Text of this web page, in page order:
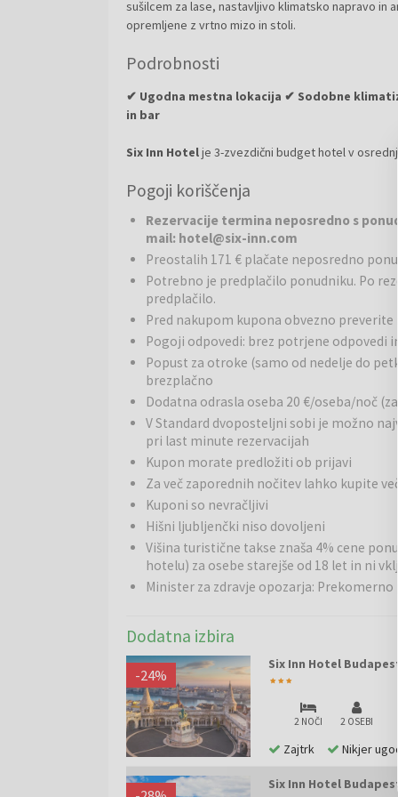
sušilcem za lase, nastavljivo klimatsko napravo in
opremljene z vrtno mizo in stoli.
Podrobnosti
✔ Ugodna mestna lokacija ✔ Sodobne
in bar
Six Inn Hotelje 3-zvezdični budget hotel v
ugodno namestitev za popotnike, družine ali
lokaciji in prijaznem osebju. Ponuja 48
Restavracije:Hotel ima non-stop bar, kjer lahko
Okolica:Hotel se nahaja v samem centru
Avenue, ter številnih metro postaj in tramvajskih
in lokalov po vsem mestu. Okolica hotela je
kavarne, restavracije, trgovine in turistične
Budimpešta
je glavno mesto Madžarske in eno
bogato zgodovino in živahnim utripom.
pa tvorita edinstveno urbano celoto. Mesto slovi
in grad Buda, ter po številnih toplicah in
pestro nočno življenje, številne kavarne,
združuje zgodovino, umetnost in sodobno
oddihe kot za daljše počitnice.
Pogoji koriščenja
Rezervacije termina neposredno s
mail: hotel@six-inn.com
Preostalih 171 € plačate neposredno
Potrebno je predplačilo ponudniku. Po
predplačilo.
Pred nakupom kupona obvezno
Pogoji odpovedi: brez potrjene odpovedi
Popust za otroke (samo od nedelje do
brezplačno
Dodatna odrasla oseba 20 €/oseba/noč
V Standard dvoposteljni sobi je možno
pri last minute rezervacijah
Kupon morate predložiti ob prijavi
Za več zaporednih nočitev lahko kupite
Kuponi so nevračljivi
Hišni ljubljenčki niso dovoljeni
Višina turistične takse znaša 4% cene
hotelu) za osebe starejše od 18 let in ni
Minister za zdravje opozarja: Prekomerno
Dodatna izbira
Six Inn Hotel
-24%
2 NOČI 2 OSEBI
Zajtrk Nikjer
Six Inn Hotel